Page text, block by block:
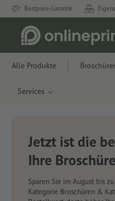
Bestpreis-Garantie
Alle Produkte
Services
Neue
Haftnotizen
Mit innovativen Materialien
Ozeanplastik.